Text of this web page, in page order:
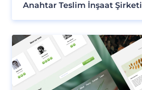
Anahtar Teslim İnşaat Şirketi